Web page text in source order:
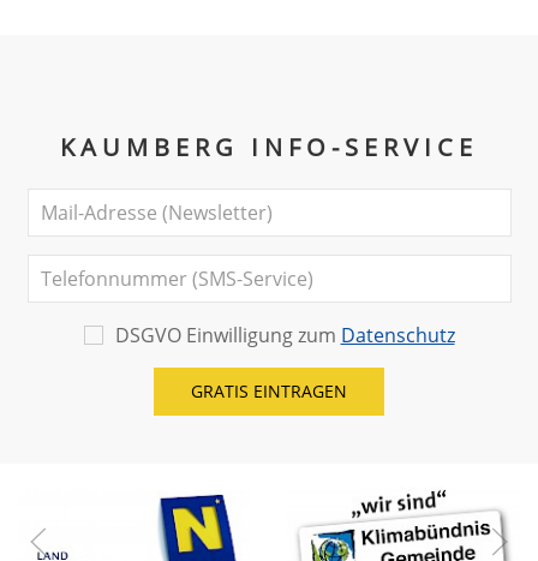
KAUMBERG INFO-SERVICE
DSGVO Einwilligung zum Datenschutz